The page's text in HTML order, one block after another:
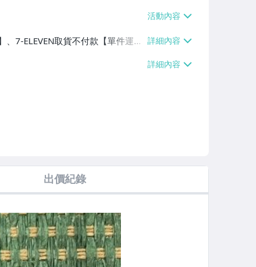
7-ELEVEN取貨不付款【單件運費
費滿$1000免運費】、郵局掛號
免運費】、低溫配送【單件運費
出價紀錄